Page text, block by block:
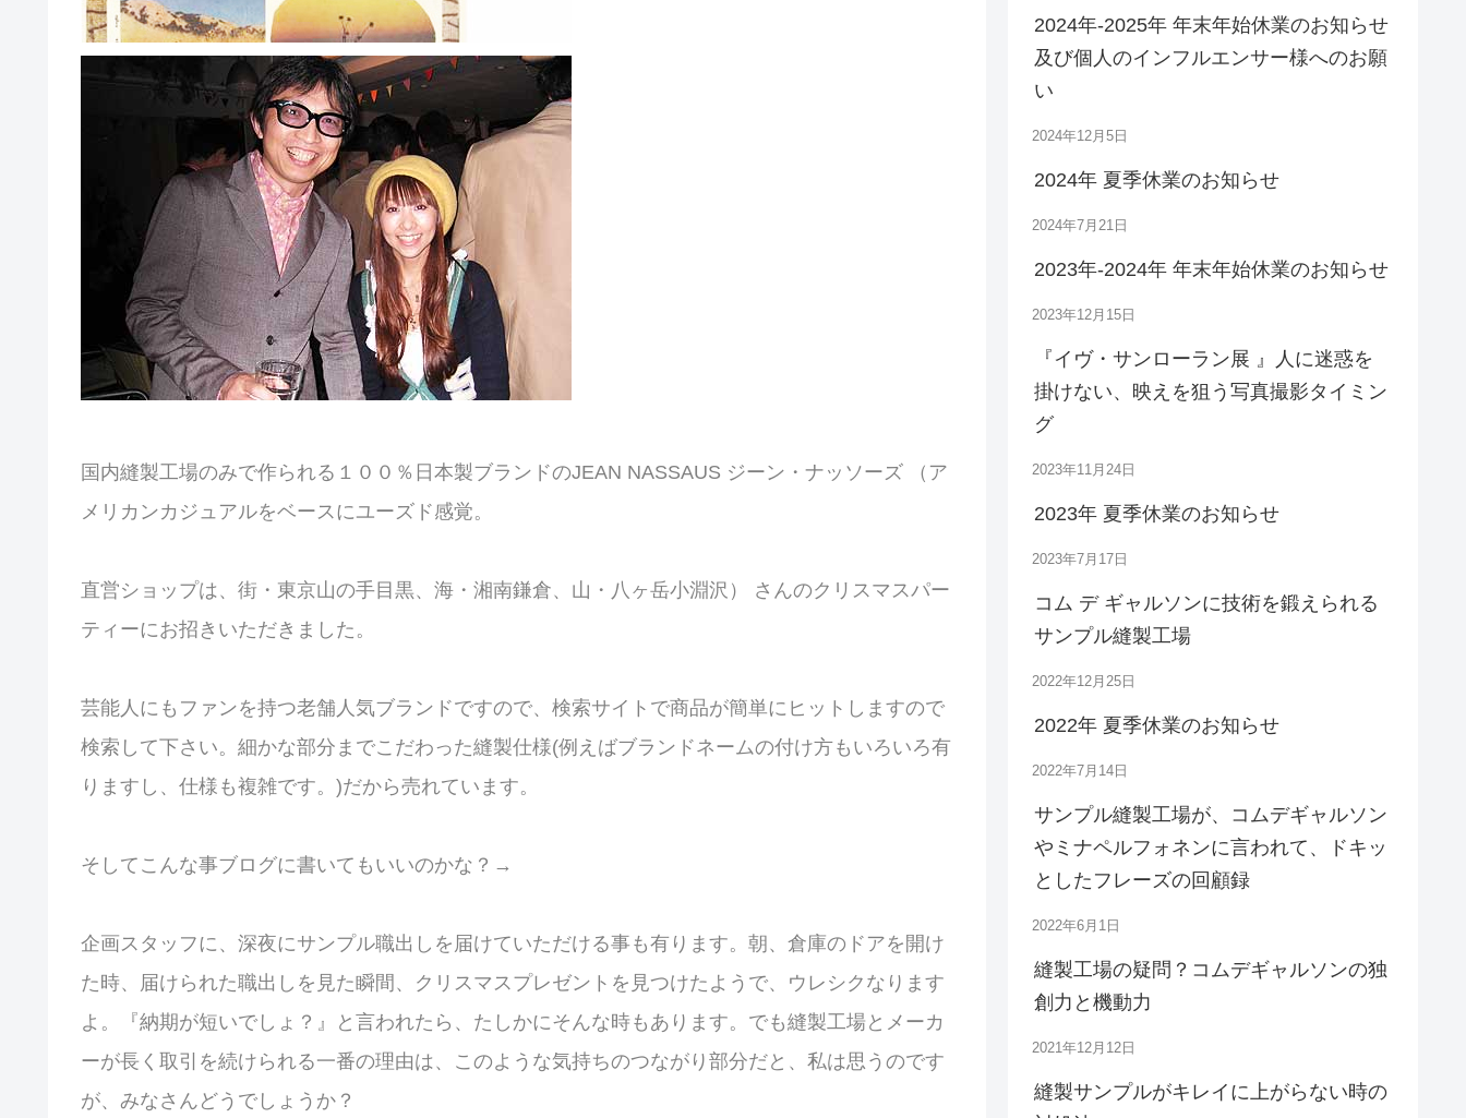
国内縫製工場のみで作られる１００％日本製ブランドのJEAN NASSAUS ジーン・ナッソーズ （ア
メリカンカジュアルをベースにユーズド感覚。
直営ショップは、街・東京山の手目黒、海・湘南鎌倉、山・八ヶ岳小淵沢） さんのクリスマスパー
ティーにお招きいただきました。
芸能人にもファンを持つ老舗人気ブランドですので、検索サイトで商品が簡単にヒットしますので
検索して下さい。細かな部分までこだわった縫製仕様(例えばブランドネームの付け方もいろいろ有
りますし、仕様も複雑です。)だから売れています。
そしてこんな事ブログに書いてもいいのかな？→
企画スタッフに、深夜にサンプル職出しを届けていただける事も有ります。朝、倉庫のドアを開け
た時、届けられた職出しを見た瞬間、クリスマスプレゼントを見つけたようで、ウレシクなります
よ。『納期が短いでしょ？』と言われたら、たしかにそんな時もあります。でも縫製工場とメーカ
ーが長く取引を続けられる一番の理由は、このような気持ちのつながり部分だと、私は思うのです
が、みなさんどうでしょうか？
2024年-2025年 年末年始休業のお知らせ
及び個人のインフルエンサー様へのお願
い
2024年12月5日
2024年 夏季休業のお知らせ
2024年7月21日
2023年-2024年 年末年始休業のお知らせ
2023年12月15日
『イヴ・サンローラン展 』人に迷惑を
掛けない、映えを狙う写真撮影タイミン
グ
2023年11月24日
2023年 夏季休業のお知らせ
2023年7月17日
コム デ ギャルソンに技術を鍛えられる
サンプル縫製工場
2022年12月25日
2022年 夏季休業のお知らせ
2022年7月14日
サンプル縫製工場が、コムデギャルソン
やミナペルフォネンに言われて、ドキッ
としたフレーズの回顧録
2022年6月1日
縫製工場の疑問？コムデギャルソンの独
創力と機動力
2021年12月12日
縫製サンプルがキレイに上がらない時の